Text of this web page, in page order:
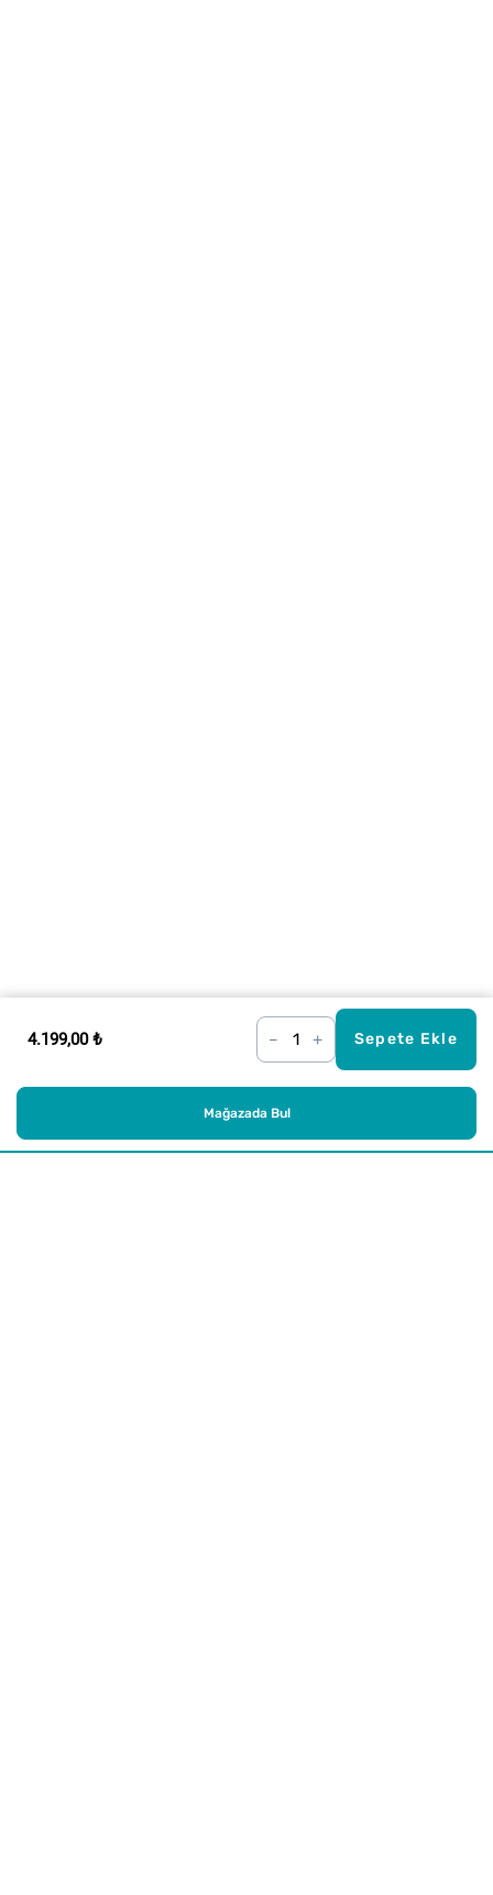
4.199,00 ₺ – + Sepete Ekle
Mağazada Bul